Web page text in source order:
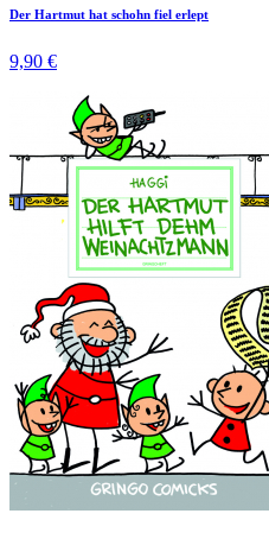
Der Hartmut hat schohn fiel erlept
9,90 €